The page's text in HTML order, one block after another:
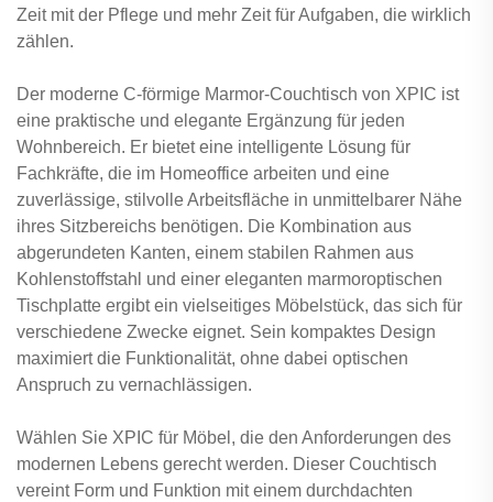
Zeit mit der Pflege und mehr Zeit für Aufgaben, die wirklich
zählen.
Der moderne C-förmige Marmor-Couchtisch von XPIC ist
eine praktische und elegante Ergänzung für jeden
Wohnbereich. Er bietet eine intelligente Lösung für
Fachkräfte, die im Homeoffice arbeiten und eine
zuverlässige, stilvolle Arbeitsfläche in unmittelbarer Nähe
ihres Sitzbereichs benötigen. Die Kombination aus
abgerundeten Kanten, einem stabilen Rahmen aus
Kohlenstoffstahl und einer eleganten marmoroptischen
Tischplatte ergibt ein vielseitiges Möbelstück, das sich für
verschiedene Zwecke eignet. Sein kompaktes Design
maximiert die Funktionalität, ohne dabei optischen
Anspruch zu vernachlässigen.
Wählen Sie XPIC für Möbel, die den Anforderungen des
modernen Lebens gerecht werden. Dieser Couchtisch
vereint Form und Funktion mit einem durchdachten